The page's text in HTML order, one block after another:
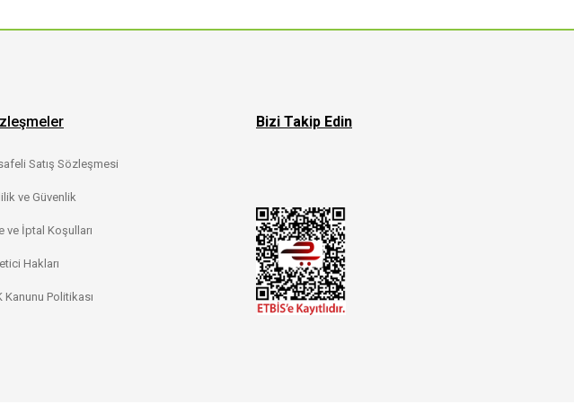
Satış Sözleşmesi
ve Güvenlik
ve İptal Koşulları
Hakları
Kanunu Politikası
Bizi Takip Edin